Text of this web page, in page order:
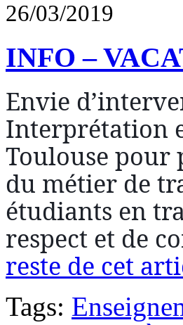
26/03/2019
INFO –
Envie
Interprétation
Toulouse pour
du métier de
étudiants en
respect et de
reste de cet
Tags: